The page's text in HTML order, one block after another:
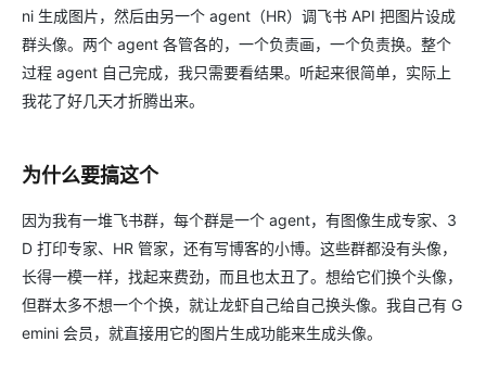
ni 生成图片，然后由另一个 agent（HR）调飞书 API 把图片设成
群头像。两个 agent 各管各的，一个负责画，一个负责换。整个
过程 agent 自己完成，我只需要看结果。听起来很简单，实际上
我花了好几天才折腾出来。
为什么要搞这个
因为我有一堆飞书群，每个群是一个 agent，有图像生成专家、3
D 打印专家、HR 管家，还有写博客的小博。这些群都没有头像，
长得一模一样，找起来费劲，而且也太丑了。想给它们换个头像，
但群太多不想一个个换，就让龙虾自己给自己换头像。我自己有 G
emini 会员，就直接用它的图片生成功能来生成头像。